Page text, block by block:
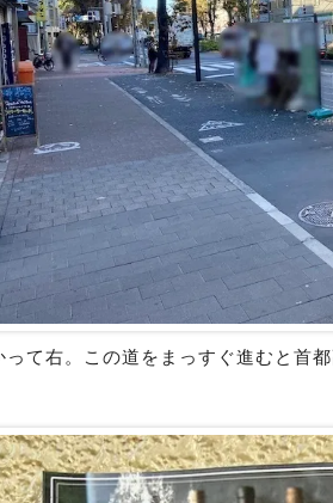
って右。この道をまっすぐ進むと首都